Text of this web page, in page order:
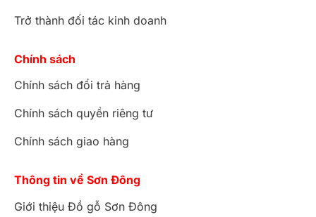
Trở thành đối tác kinh doanh
Chính sách
Chính sách đổi trả hàng
Chính sách quyền riêng tư
Chính sách giao hàng
Thông tin về Sơn Đông
Giới thiệu Đồ gỗ Sơn Đông